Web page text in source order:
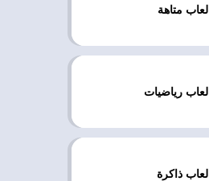
العاب متاهة
العاب رياضيات
العاب ذاكرة